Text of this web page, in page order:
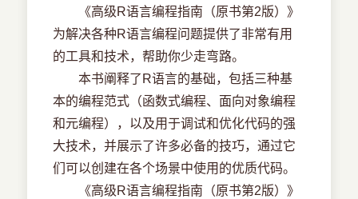
《高级R语言编程指南（原书第2版）》
为解决各种R语言编程问题提供了非常有用
的工具和技术，帮助你少走弯路。
本书阐释了R语言的基础，包括三种基
本的编程范式（函数式编程、面向对象编程
和元编程），以及用于调试和优化代码的强
大技术，并展示了许多必备的技巧，通过它
们可以创建在各个场景中使用的优质代码。
《高级R语言编程指南（原书第2版）》